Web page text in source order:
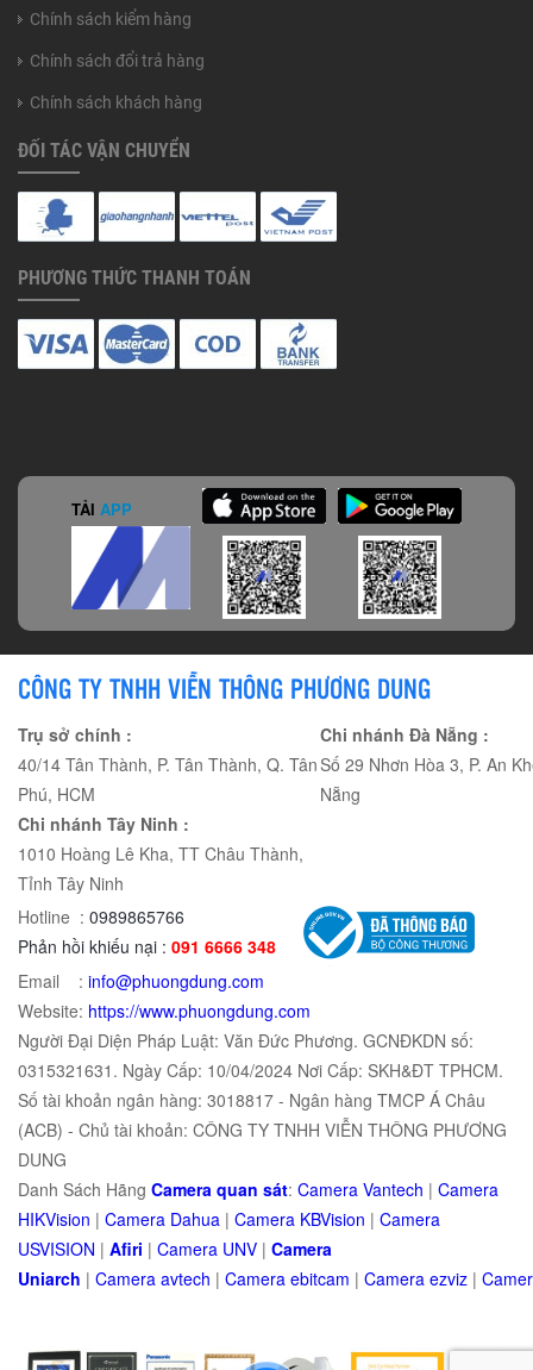
Chính sách kiểm hàng
Chính sách đổi trả hàng
Chính sách khách hàng
ĐỐI TÁC VẬN CHUYỂN
PHƯƠNG THỨC THANH TOÁN
TẢI APP
CÔNG TY TNHH VIỄN THÔNG PHƯƠNG DUNG
Trụ sở chính :
40/14 Tân Thành, P. Tân Thành, Q. Tân
Phú, HCM
Chi nhánh Đà Nẵng :
Số 29 Nhơn Hòa 3, P. An
Nẵng
Chi nhánh Tây Ninh :
1010 Hoàng Lê Kha, TT Châu Thành,
Tỉnh Tây Ninh
Hotline : 0989865766
Phản hồi khiếu nại : 091 6666 348
Email : info@phuongdung.com
Website: https://www.phuongdung.com
Người Đại Diện Pháp Luật: Văn Đức Phương. GCNĐKDN số:
0315321631. Ngày Cấp: 10/04/2024 Nơi Cấp: SKH&ĐT TPHCM.
Số tài khoản ngân hàng: 3018817 - Ngân hàng TMCP Á Châu
(ACB) - Chủ tài khoản: CÔNG TY TNHH VIỄN THÔNG PHƯƠNG
DUNG
Danh Sách Hãng Camera quan sát: Camera Vantech | Camera
HIKVision | Camera Dahua | Camera KBVision | Camera
USVISION | Afiri | Camera UNV | Camera
Uniarch | Camera avtech | Camera ebitcam | Camera ezviz |